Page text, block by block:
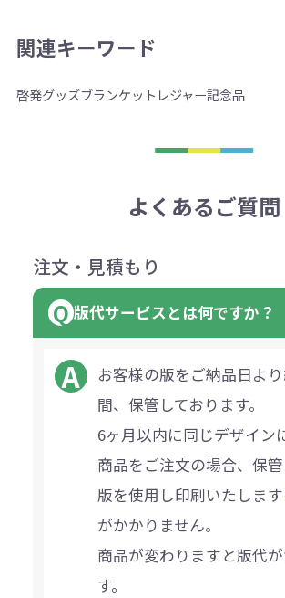
関連キーワード
啓発グッズブランケット レジャー記念品
よくあるご質問
注文・見積もり
版代サービスとは何ですか？
お客様の版をご納品日よ
間、保管しております。
6ヶ月以内に同じデザイン
商品をご注文の場合、保
版を使用し印刷いたしま
がかかりません。
商品が変わりますと版代
す。